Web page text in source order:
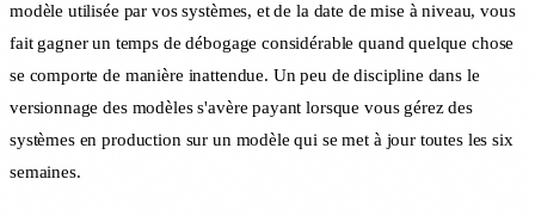
modèle utilisée par vos systèmes, et de la date de mise à niveau, vous
fait gagner un temps de débogage considérable quand quelque chose
se comporte de manière inattendue. Un peu de discipline dans le
versionnage des modèles s'avère payant lorsque vous gérez des
systèmes en production sur un modèle qui se met à jour toutes les six
semaines.